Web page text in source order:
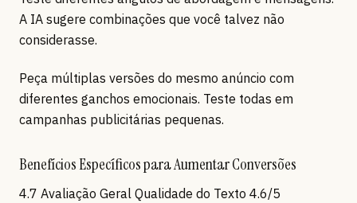
A IA sugere combinações que você talvez não
considerasse.
Peça múltiplas versões do mesmo anúncio com
diferentes ganchos emocionais. Teste todas em
campanhas publicitárias pequenas.
Benefícios Específicos para Aumentar Conversões
4.7 Avaliação Geral Qualidade do Texto 4.6/5